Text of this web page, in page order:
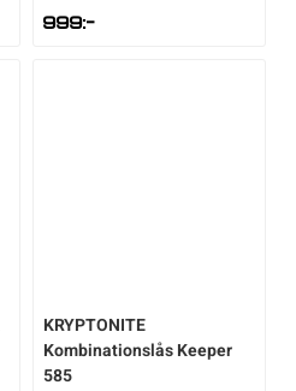
999:-
KRYPTONITE
Kombinationslås Keeper
585